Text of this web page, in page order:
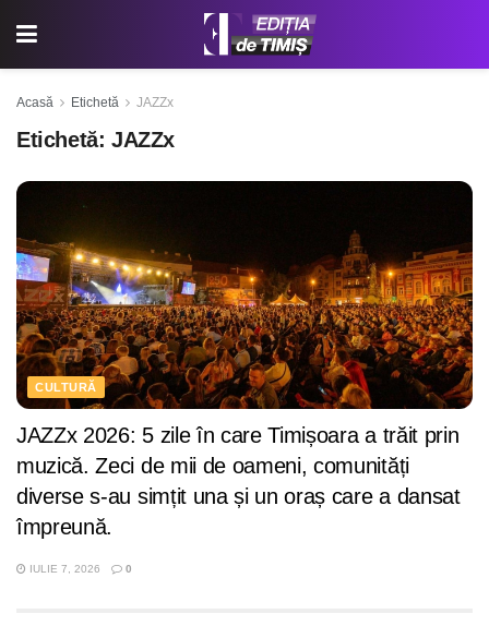
Acasă Etichetă JAZZx
Etichetă: JAZZx
CULTURĂ
JAZZx 2026: 5 zile în care Timișoara a trăit prin
muzică. Zeci de mii de oameni, comunități
diverse s-au simțit una și un oraș care a dansat
împreună.
IULIE 7, 2026 0